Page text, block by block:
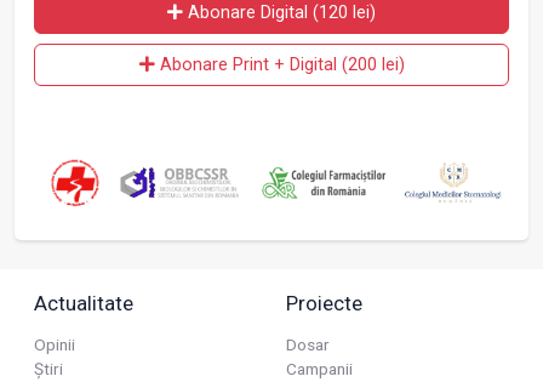
Abonare Digital (120 lei)
Abonare Print + Digital (200 lei)
Actualitate
Opinii
Știri
Proiecte
Dosar
Campanii